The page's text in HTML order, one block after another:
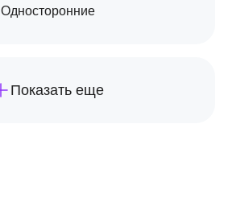
Односторонние
Показать еще